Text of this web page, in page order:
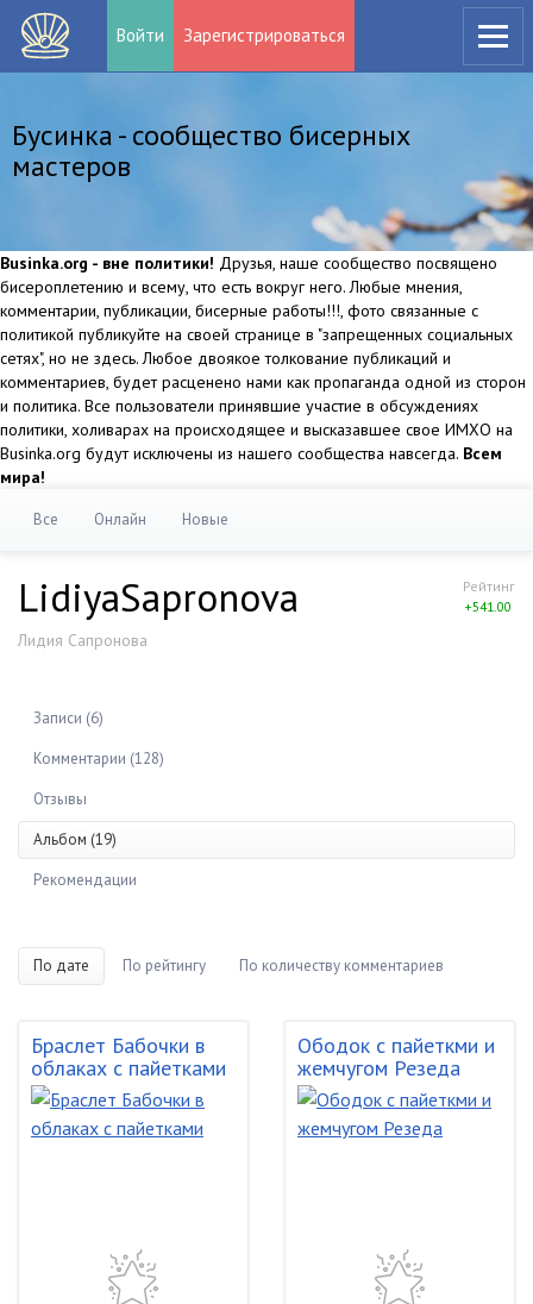
Войти Зарегистрироваться
Бусинка - сообщество бисерных
мастеров
Businka.org - вне политики! Друзья, наше сообщество посвящено
бисероплетению и всему, что есть вокруг него. Любые мнения,
комментарии, публикации, бисерные работы!!!, фото связанные с
политикой публикуйте на своей странице в "запрещенных социальных
сетях", но не здесь. Любое двоякое толкование публикаций и
комментариев, будет расценено нами как пропаганда одной из сторон
и политика. Все пользователи принявшие участие в обсуждениях
политики, холиварах на происходящее и высказавшее свое ИМХО на
Businka.org будут исключены из нашего сообщества навсегда. Всем
мира!
Все Онлайн Новые
Рейтинг
+541.00
LidiyaSapronova
Лидия Сапронова
Записи (6)
Комментарии (128)
Отзывы
Альбом (19)
Рекомендации
По дате По рейтингу По количеству комментариев
Браслет Бабочки в
облаках с пайетками
Ободок с пайеткми и
жемчугом Резеда